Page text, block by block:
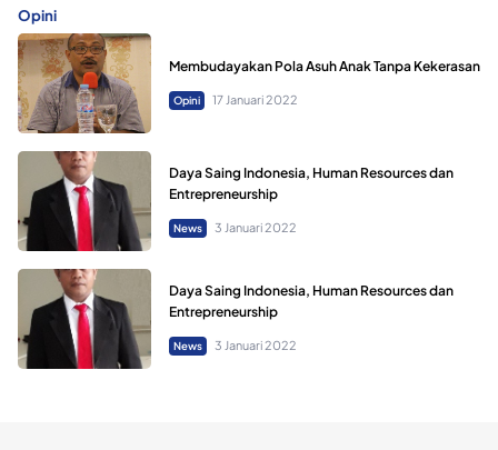
Opini
Membudayakan Pola Asuh Anak Tanpa Kekerasan
Opini 17 Januari 2022
Daya Saing Indonesia, Human Resources dan
Entrepreneurship
News 3 Januari 2022
Daya Saing Indonesia, Human Resources dan
Entrepreneurship
News 3 Januari 2022